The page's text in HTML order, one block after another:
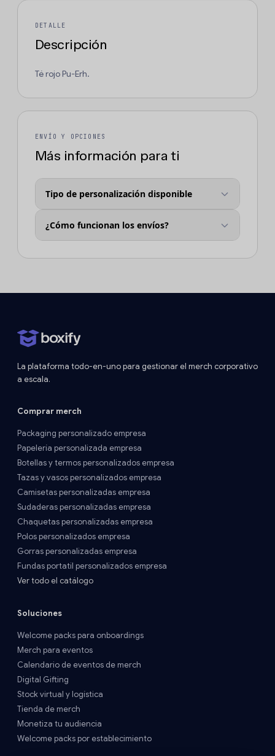
DETALLE
Descripción
Té rojo Pu-Erh.
ENVÍO Y OPCIONES
Más información para ti
Tipo de personalización disponible
¿Cómo funcionan los envíos?
La plataforma todo-en-uno para gestionar el merch corporativo
a escala.
Comprar merch
Packaging personalizado empresa
Papelería personalizada empresa
Botellas y termos personalizados empresa
Tazas y vasos personalizados empresa
Camisetas personalizadas empresa
Sudaderas personalizadas empresa
Chaquetas personalizadas empresa
Polos personalizados empresa
Gorras personalizadas empresa
Fundas portatil personalizados empresa
Ver todo el catálogo
Soluciones
Welcome packs para onboardings
Merch para eventos
Calendario de eventos de merch
Digital Gifting
Stock virtual y logística
Tienda de merch
Monetiza tu audiencia
Welcome packs por establecimiento